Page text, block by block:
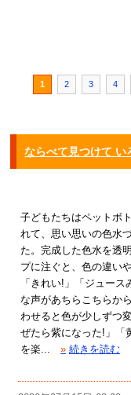
1 2 3 4
ならべて見つけて い
子どもたちはペットボ
れて、思い思いの色水
た。完成した色水を透
プに注ぐと、色の違い
「きれい!」「ジュース
な声があちらこちらか
わせると色が少しずつ
ぜたら紫になった!」「
を楽...
» 続きを読む